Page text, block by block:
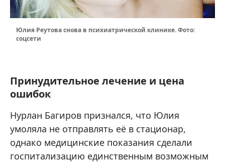
Юлия Реутова снова в психиатрической клинике. Фото:
соцсети
Принудительное лечение и цена
ошибок
Нурлан Багиров признался, что Юлия
умоляла не отправлять её в стационар,
однако медицинские показания сделали
госпитализацию единственным возможным